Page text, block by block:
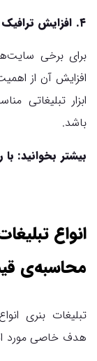
۴. افزایش ترافیک
برای برخی
افزایش آن از
ابزار تبلیغاتی
باشد.
بیشتر بخوانید: با
انواع
محاسبه‌ی
تبلیغات بنری
هدف خاصی مورد